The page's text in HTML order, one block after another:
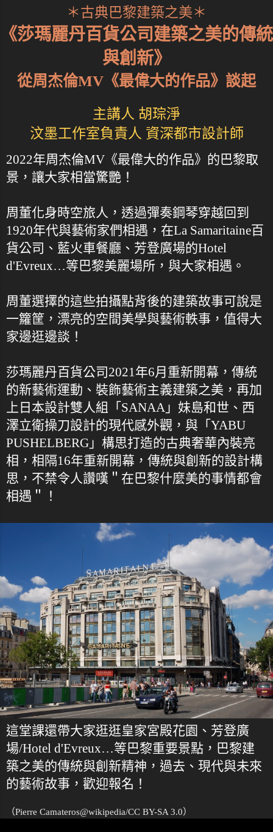
＊古典巴黎建築之美＊
《莎瑪麗丹百貨公司建築之美的傳統
與創新》
從周杰倫MV《最偉大的作品》談起
主講人 胡琮淨
汶墨工作室負責人 資深都市設計師
2022年周杰倫MV《最偉大的作品》的巴黎取
景，讓大家相當驚艷！
周董化身時空旅人，透過彈奏鋼琴穿越回到
1920年代與藝術家們相遇，在La Samaritaine百
貨公司、藍火車餐廳、芳登廣場的Hotel
d'Evreux…等巴黎美麗場所，與大家相遇。
周董選擇的這些拍攝點背後的建築故事可說是
一籮筐，漂亮的空間美學與藝術軼事，值得大
家邊逛邊談！
莎瑪麗丹百貨公司2021年6月重新開幕，傳統
的新藝術運動、裝飾藝術主義建築之美，再加
上日本設計雙人組「SANAA」妹島和世、西
澤立衛操刀設計的現代感外觀，與「YABU
PUSHELBERG」構思打造的古典奢華內裝亮
相，相隔16年重新開幕，傳統與創新的設計構
思，不禁令人讚嘆＂在巴黎什麼美的事情都會
相遇＂！
這堂課還帶大家逛逛皇家宮殿花園、芳登廣
場/Hotel d'Evreux…等巴黎重要景點，巴黎建
築之美的傳統與創新精神，過去、現代與未來
的藝術故事，歡迎報名！
（Pierre Camateros@wikipedia/CC BY-SA 3.0）